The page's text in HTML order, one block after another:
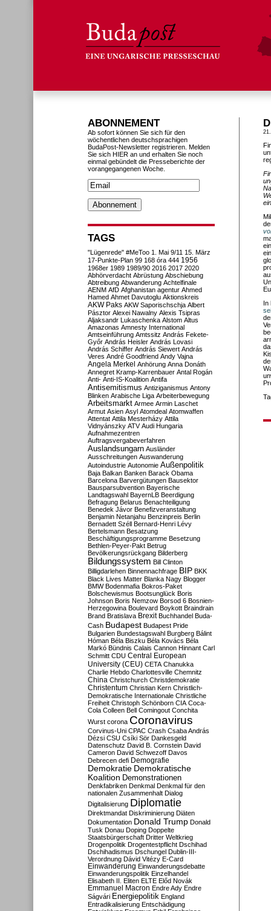
In
ABONNEMENT
Ab sofort können Sie sich für den
wöchentlichen deutschsprachigen
BudaPost-Newsletter registrieren. Melden
Sie sich HIER an und erhalten Sie noch
einmal gebündelt die Presseberichte der
vorangegangenen Woche.
TAGS
"Lügenrede" #MeToo 1. Mai 9/11 15. März
17-Punkte-Plan 99 168 óra 444 1956
1968er 1989 1989/90 2016 2017 2020
Abhörverdacht Abrüstung Abschiebung
Abtreibung Abwanderung Achtelfinale
AENM AfD Afghanistan agentur Ahmed
Hamed Ahmet Davutoglu Aktionskreis
AKW Paks AKW Saporischschja Albert
Pásztor Alexei Nawalny Alexis Tsipras
Aljaksandr Lukaschenka Alstom Altus
Amazonas Amnesty International
Amtseinführung Amtssitz András Fekete-
Győr András Heisler András Lovasi
András Schiffer András Siewert András
Veres André Goodfriend Andy Vajna
Angela Merkel Anhörung Anna Donáth
Annegret Kramp-Karrenbauer Antal Rogán
Anti- Anti-IS-Koalition Antifa
Antisemitismus Antiziganismus Antony
Blinken Arabische Liga Arbeiterbewegung
Arbeitsmarkt Armee Armin Laschet
Armut Asien Asyl Atomdeal Atomwaffen
Attentat Attila Mesterházy Attila
Vidnyánszky ATV Audi Hungaria
Aufnahmezentren
Auftragsvergabeverfahren
Auslandsungarn Ausländer
Ausschreitungen Auswanderung
Autoindustrie Autonomie Außenpolitik
Baja Balkan Banken Barack Obama
Barcelona Barvergütungen Bausektor
Bausparsubvention Bayerische
Landtagswahl BayernLB Beerdigung
Befragung Belarus Benachteiligung
Benedek Jávor Benefizveranstaltung
Benjamin Netanjahu Benzinpreis Berlin
Bernadett Széll Bernard-Henri Lévy
Bertelsmann Besatzung
Beschäftigungsprogramme Besetzung
Bethlen-Peyer-Pakt Betrug
Bevölkerungsrückgang Bilderberg
Bildungssystem Bill Clinton
Billigdarlehen Binnennachfrage BIP BKK
Black Lives Matter Blanka Nagy Blogger
BMW Bodenmafia Bokros-Paket
Bolschewismus Bootsunglück Boris
Johnson Boris Nemzow Borsod 6 Bosnien-
Herzegowina Boulevard Boykott Braindrain
Brand Bratislava Brexit Buchhandel Buda-
Cash Budapest Budapest Pride
Bulgarien Bundestagswahl Burgberg Bálint
Hóman Béla Biszku Béla Kovács Béla
Markó Bündnis Calais Cannon Hinnant Carl
Schmitt CDU Central European
University (CEU) CETA Chanukka
Charlie Hebdo Charlottesville Chemnitz
China Christchurch Christdemokratie
Christentum Christian Kern Christlich-
Demokratische Internationale Christliche
Freiheit Christoph Schönborn CIA Coca-
Cola Colleen Bell Comingout Conchita
Wurst corona Coronavirus
Corvinus-Uni CPAC Crash Csaba András
Dézsi CSU Csíki Sör Dankesgeld
Datenschutz David B. Cornstein David
Cameron David Schwezoff Davos
Debrecen defi Demografie
Demokratie Demokratische
Koalition Demonstrationen
Denkfabriken Denkmal Denkmal für den
nationalen Zusammenhalt Dialog
Digitalisierung Diplomatie
Direktmandat Diskriminierung Diäten
Dokumentation Donald Trump Donald
Tusk Donau Doping Doppelte
Staatsbürgerschaft Dritter Weltkrieg
Drogenpolitik Drogentestpflicht Dschihad
Dschihadismus Dschungel Dublin-III-
Verordnung Dávid Vitézy E-Card
Einwanderung Einwanderungsdebatte
Einwanderungspolitik Einzelhandel
Elisabeth II. Eliten ELTE Előd Novák
Emmanuel Macron Endre Ady Endre
Ságvári Energiepolitik England
Entradikalisierung Entschädigung